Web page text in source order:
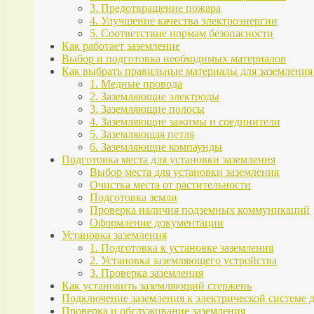
3. Предотвращение пожара
4. Улучшение качества электроэнергии
5. Соответствие нормам безопасности
Как работает заземление
Выбор и подготовка необходимых материалов
Как выбрать правильные материалы для заземления
1. Медные провода
2. Заземляющие электроды
3. Заземляющие полосы
4. Заземляющие зажимы и соединители
5. Заземляющая петля
6. Заземляющие компаунды
Подготовка места для установки заземления
Выбор места для установки заземления
Очистка места от растительности
Подготовка земли
Проверка наличия подземных коммуникаций
Оформление документации
Установка заземления
1. Подготовка к установке заземления
2. Установка заземляющего устройства
3. Проверка заземления
Как установить заземляющий стержень
Подключение заземления к электрической системе
Проверка и обслуживание заземления